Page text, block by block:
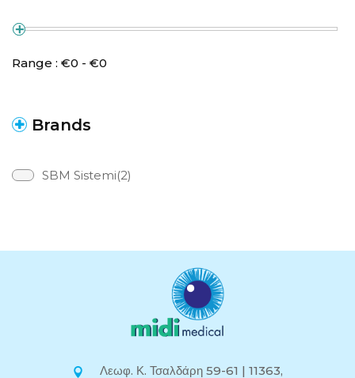
Range : €0 - €0
Brands
SBM Sistemi(2)
Λεωφ. Κ. Τσαλδάρη 59-61 | 11363,